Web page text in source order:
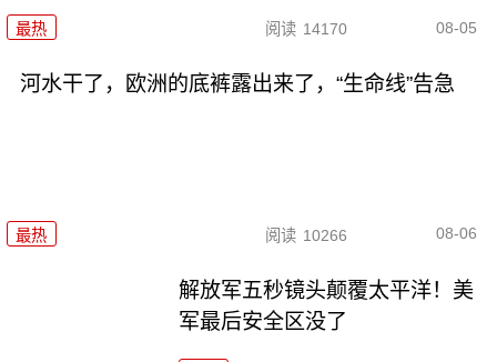
最热 阅读 14170 08-05
河水干了，欧洲的底裤露出来了，“生命线”告急
最热 阅读 10266 08-06
解放军五秒镜头颠覆太平洋！美
军最后安全区没了